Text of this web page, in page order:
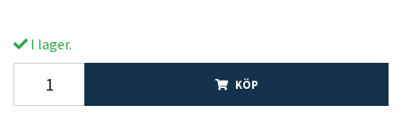
I lager.
KÖP